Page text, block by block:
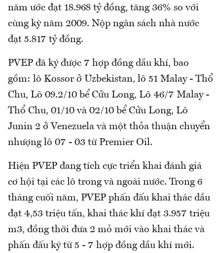
năm ước đạt 18.968 tỷ đồng, tăng 36% so với
cùng kỳ năm 2009. Nộp ngân sách nhà nước
đạt 5.817 tỷ đồng.
PVEP đã ký được 7 hợp đồng dầu khí, bao
gồm: lô Kossor ở Uzbekistan, lô 51 Malay - Thổ
Chu, Lô 09.2/10 bể Cửu Long, Lô 46/7 Malay -
Thổ Chu, 01/10 và 02/10 bể Cửu Long, Lô
Junin 2 ở Venezuela và một thỏa thuận chuyển
nhượng lô 07 - 03 từ Premier Oil.
Hiện PVEP đang tích cực triển khai đánh giá
cơ hội tại các lô trong và ngoài nước. Trong 6
tháng cuối năm, PVEP phấn đấu khai thác dầu
đạt 4,53 triệu tấn, khai thác khí đạt 3.957 triệu
m3, đồng thời đưa 2 mỏ mới vào khai thác và
phấn đấu ký từ 5 - 7 hợp đồng dầu khí mới.